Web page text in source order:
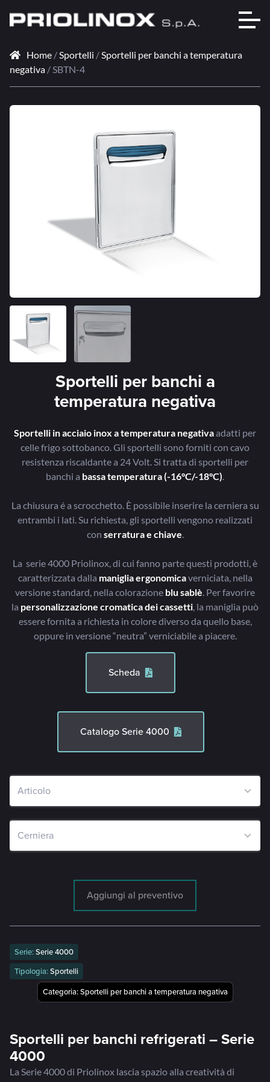
Home /Sportelli /Sportelli per banchi a temperatura
negativa / SBTN-4
Sportelli per banchi a
temperatura negativa
Sportelli in acciaio inox a temperatura negativaadatti per
celle frigo sottobanco. Gli sportelli sono forniti con cavo
resistenza riscaldante a 24 Volt. Si tratta di sportelli per
banchi a bassa temperatura (-16°C/-18°C).
La chiusura é a scrocchetto. È possibile inserire la cerniera su
entrambi i lati. Su richiesta, gli sportelli vengono realizzati
con serratura e chiave.
La serie 4000 Priolinox, di cui fanno parte questi prodotti, è
caratterizzata dalla maniglia ergonomicaverniciata, nella
versione standard, nella colorazione blu sablè. Per favorire
la personalizzazione cromatica dei cassetti, la maniglia può
essere fornita a richiesta in colore diverso da quello base,
oppure in versione “neutra” verniciabile a piacere.
Scheda
Catalogo Serie 4000
Aggiungi al preventivo
Serie:Serie 4000
Tipologia:Sportelli
Categoria:Sportelli per banchi a temperatura negativa
Sportelli per banchi refrigerati – Serie
4000
La Serie 4000 di Priolinox lascia spazio alla creatività di